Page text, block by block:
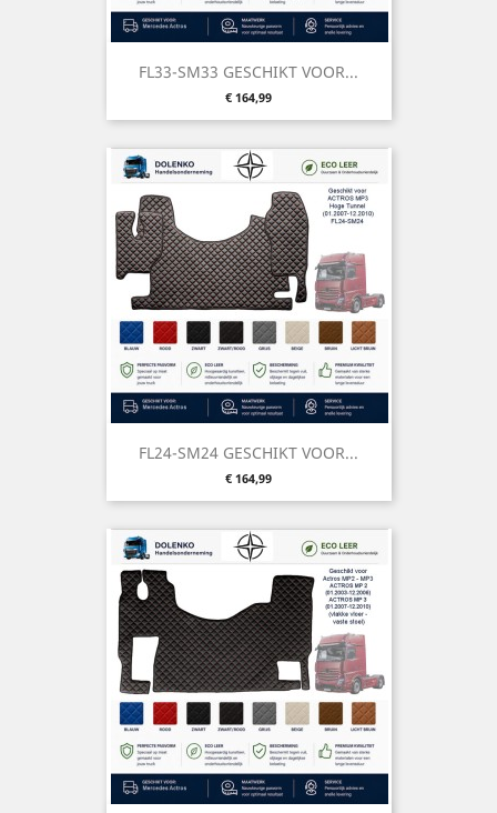
FL33-SM33 GESCHIKT VOOR...
Prijs
€ 164,99
FL24-SM24 GESCHIKT VOOR...
Prijs
€ 164,99